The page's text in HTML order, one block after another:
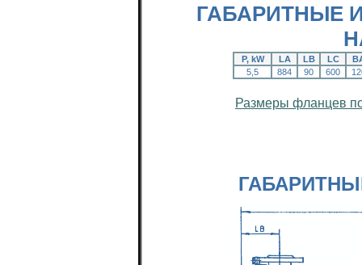
ГАБАРИТНЫЕ
P, kW LA LB LC
5,5
884 90 600
Размеры фланцев